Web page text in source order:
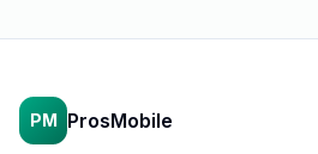
PM ProsMobile